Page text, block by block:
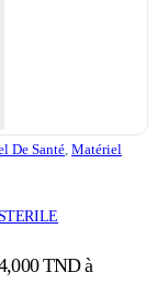
De Santé Matériel
TND à